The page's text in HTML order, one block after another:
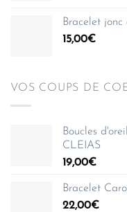
Bracelet
15,00€
VOS COUPS DE
Boucles
CLEIAS
19,00€
Bracelet
22,00€